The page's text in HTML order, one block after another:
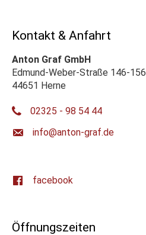
Kontakt & Anfahrt
Anton Graf GmbH
Edmund-Weber-Straße 146-156
44651 Herne
02325 - 98 54 44
ed.farg-notna@ofni
facebook
Öffnungszeiten